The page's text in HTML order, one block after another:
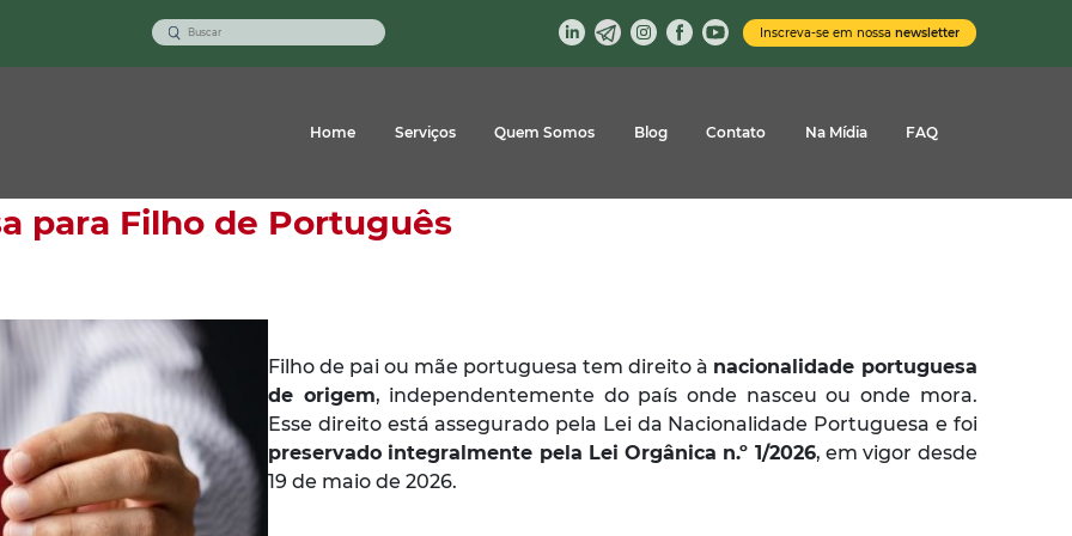
Inscreva-se em nossa newsletter
Home Serviços Quem Somos Blog Contato Na Mídia FAQ
para Filho de Português
Filho de pai ou mãe portuguesa tem direito à nacionalidade portuguesa
de origem, independentemente do país onde nasceu ou onde mora.
Esse direito está assegurado pela Lei da Nacionalidade Portuguesa e foi
preservado integralmente pela Lei Orgânica n.º 1/2026, em vigor desde
19 de maio de 2026.